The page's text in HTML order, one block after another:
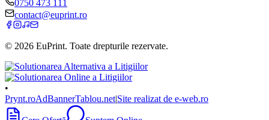
0750 473 111
contact@euprint.ro
© 2026 EuPrint. Toate drepturile rezervate.
•
Prynt.roAdBannerTablou.net|Site realizat de e-web.ro